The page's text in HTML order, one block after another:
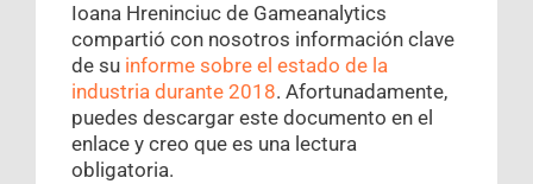
Ioana Hreninciuc de Gameanalytics
compartió con nosotros información clave
de su informe sobre el estado de la
industria durante 2018. Afortunadamente,
puedes descargar este documento en el
enlace y creo que es una lectura
obligatoria.